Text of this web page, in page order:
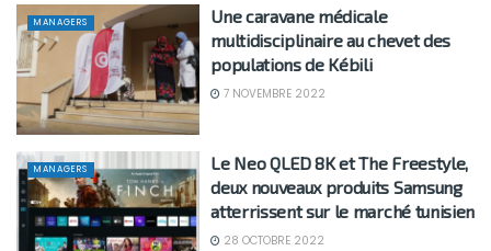
MANAGERS
Une caravane médicale
multidisciplinaire au chevet des
populations de Kébili
7 NOVEMBRE 2022
MANAGERS
Le Neo QLED 8K et The Freestyle,
deux nouveaux produits Samsung
atterrissent sur le marché tunisien
28 OCTOBRE 2022